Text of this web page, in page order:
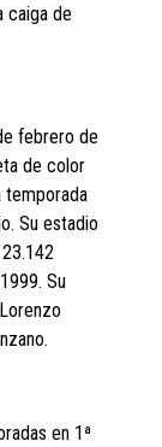
caiga de
febrero de
de color
temporada
Su estadio
Su
en 1ª